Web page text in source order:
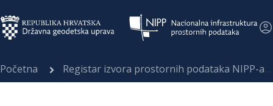
Početna Registar izvora prostornih podataka NIPP-a